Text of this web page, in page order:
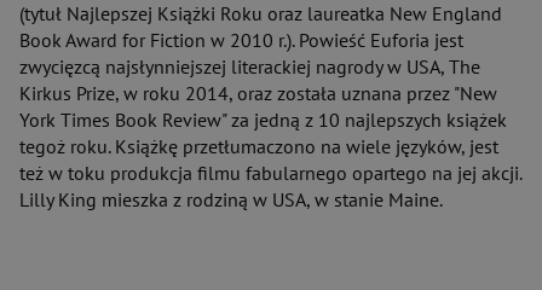
(tytuł Najlepszej Książki Roku oraz laureatka New England
Book Award for Fiction w 2010 r.). Powieść Euforia jest
zwycięzcą najsłynniejszej literackiej nagrody w USA, The
Kirkus Prize, w roku 2014, oraz została uznana przez "New
York Times Book Review" za jedną z 10 najlepszych książek
tegoż roku. Książkę przetłumaczono na wiele języków, jest
też w toku produkcja filmu fabularnego opartego na jej akcji.
Lilly King mieszka z rodziną w USA, w stanie Maine.